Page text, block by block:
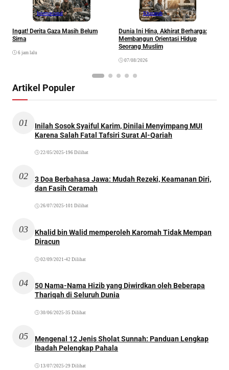
Internasional
Ingat! Derita Gaza Masih Belum
Sirna
6 jam lalu
Khazanah
Dunia Ini Hina, Akhirat Berharga:
Membangun Orientasi Hidup
Seorang Muslim
07/08/2026
Artikel Populer
01
Inilah Sosok Syaiful Karim, Dinilai Menyimpang MUI
Karena Salah Fatal Tafsiri Surat Al-Qariah
22/05/2025 •196 Dilihat
02
3 Doa Berbahasa Jawa: Mudah Rezeki, Keamanan Diri,
dan Fasih Ceramah
26/07/2025 •101 Dilihat
03
Khalid bin Walid memperoleh Karomah Tidak Mempan
Diracun
02/09/2021 •42 Dilihat
04
50 Nama-Nama Hizib yang Diwirdkan oleh Beberapa
Thariqah di Seluruh Dunia
30/06/2025 •35 Dilihat
05
Mengenal 12 Jenis Sholat Sunnah: Panduan Lengkap
Ibadah Pelengkap Pahala
13/07/2025 •29 Dilihat